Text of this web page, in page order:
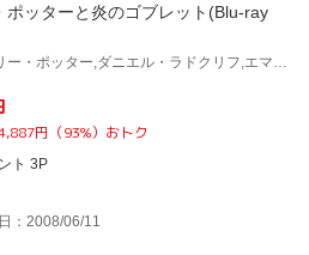
ポッターと炎のゴブレット(Blu-ray
円（93%）おトク
ト 3P
：2008/06/11